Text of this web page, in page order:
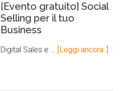
[Evento gratuito] Social
Selling per il tuo
Business
Digital Sales e … [Leggi ancora..]